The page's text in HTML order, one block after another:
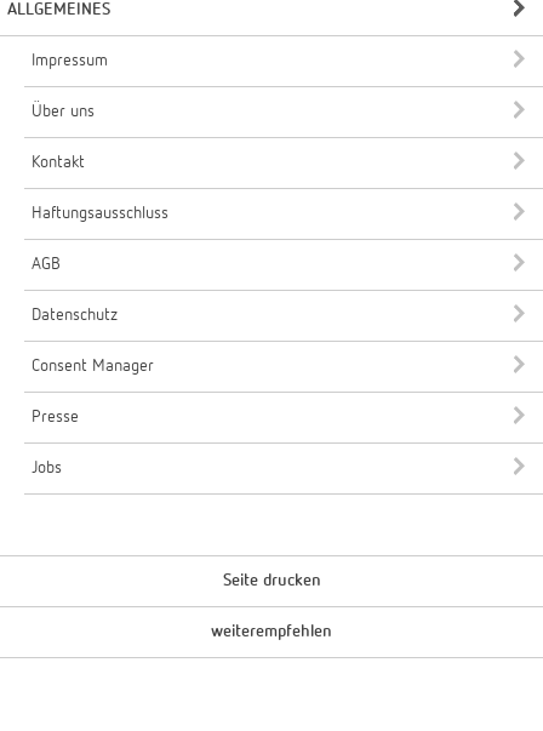
ALLGEMEINES
Impressum
Über uns
Kontakt
Haftungsausschluss
AGB
Datenschutz
Consent Manager
Presse
Jobs
Seite drucken
weiterempfehlen